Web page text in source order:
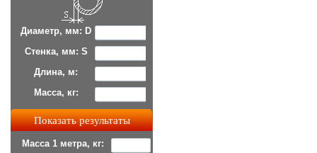
Диаметр, мм: D
Стенка, мм: S
Длина, м:
Масса, кг:
Масса 1 метра, кг: